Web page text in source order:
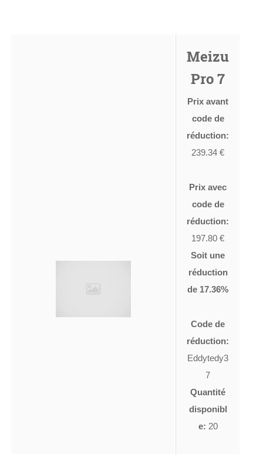
Meizu
Pro 7
Prix avant
code de
réduction:
239.34 €
Prix avec
code de
réduction:
197.80 €
Soit une
réduction
de 17.36%
Code de
réduction:
Eddytedy3
7
Quantité
disponibl
e: 20